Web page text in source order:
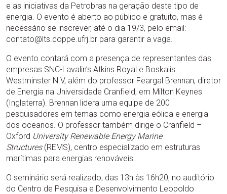
e as iniciativas da Petrobras na geração deste tipo de
energia. O evento é aberto ao público e gratuito, mas é
necessário se inscrever, até o dia 19/3, pelo email:
contato@lts.coppe.ufrj.br para garantir a vaga.
O evento contará com a presença de representantes das
empresas SNC-Lavalin’s Atkins Royal e Boskalis
Westminster N.V, além do professor Feargal Brennan, diretor
de Energia na Universidade Cranfield, em Milton Keynes
(Inglaterra). Brennan lidera uma equipe de 200
pesquisadores em temas como energia eólica e energia
dos oceanos. O professor também dirige o Cranfield –
Oxford University Renewable Energy Marine
Structures(REMS), centro especializado em estruturas
marítimas para energias renováveis.
O seminário será realizado, das 13h às 16h20, no auditório
do Centro de Pesquisa e Desenvolvimento Leopoldo